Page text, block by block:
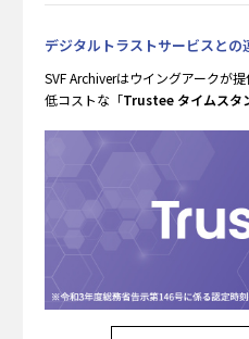
デジタルトラストサービスとの
SVF Archiverはウイングアークが
低コストな 「Trustee タイムスタ